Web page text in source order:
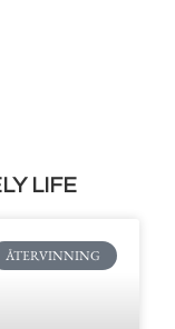
LIFE
ÅTERVINNING